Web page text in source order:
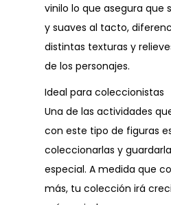
vinilo lo que asegura que
y suaves al tacto,
distintas texturas y
de los personajes.
Ideal para coleccionistas
Una de las actividades
con este tipo de figuras
coleccionarlas y
especial. A medida que
más, tu colección irá